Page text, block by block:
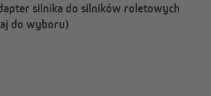
silnika do silników roletowych
do wyboru)